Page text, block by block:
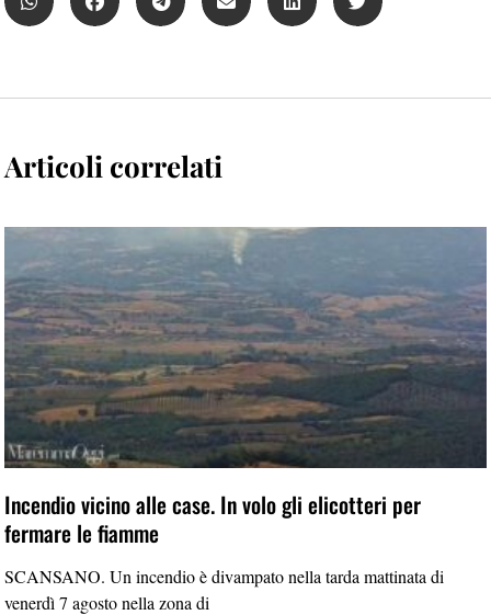
Articoli correlati
Incendio vicino alle case. In volo gli elicotteri per
fermare le fiamme
SCANSANO. Un incendio è divampato nella tarda mattinata di
venerdì 7 agosto nella zona di